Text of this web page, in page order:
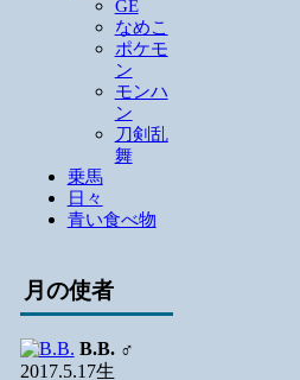
GE
なめこ
ポケモ
ン
モンハ
ン
刀剣乱
舞
乗馬
日々
青い食べ物
月の使者
B.B.♂
2017.5.17生